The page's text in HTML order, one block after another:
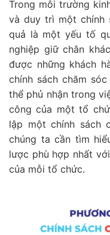
Trong môi trường
và duy trì một chính
quả là một yếu tố
nghiệp giữ chân
được những khách
chính sách chăm
thể phủ nhận trong
công của một tổ
lập một chính sách
chúng ta cần tìm
lược phù hợp nhất
của mỗi tổ chức.